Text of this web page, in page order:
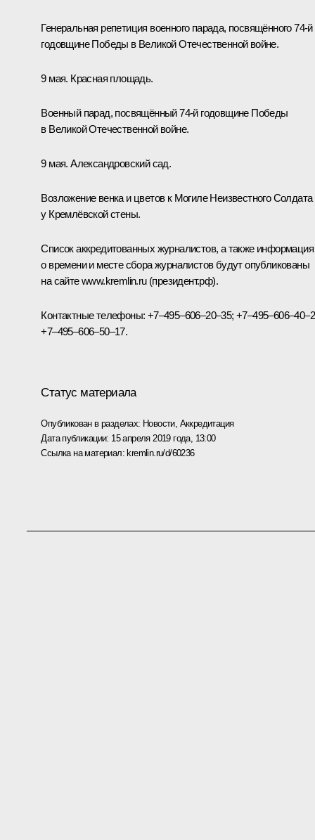
Генеральная репетиция военного парада, посвящённого 74-й
годовщине Победы в Великой Отечественной войне.
9 мая. Красная площадь.
Военный парад, посвящённый 74-й годовщине Победы
в Великой Отечественной войне.
9 мая. Александровский сад.
Возложение венка и цветов к Могиле Неизвестного Солдата
у Кремлёвской стены.
Список аккредитованных журналистов, а также информация
о времени и месте сбора журналистов будут опубликованы
на сайтеwww.kremlin.ru(президент.рф).
Контактные телефоны: +7–495–606–20–35;
+7–495–606–50–17.
Статус материала
Опубликован в разделах: Новости, Аккредитация
Дата публикации: 15 апреля 2019 года, 13:00
Ссылка на материал: kremlin.ru/d/60236